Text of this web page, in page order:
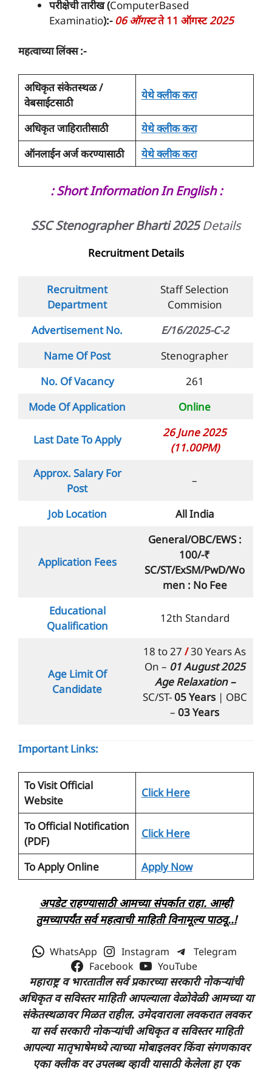
परीक्षेची तारीख (ComputerBased
Examinatio):- 06 ऑगस्टते 11 ऑगस्ट2025
महत्वाच्या लिंक्स :-
अधिकृत संकेतस्थळ /
वेबसाईटसाठी
येथे क्लीक करा
अधिकृत जाहिरातीसाठी
येथे क्लीक करा
ऑनलाईन अर्ज करण्यासाठी
येथे क्लीक करा
: Short Information In English :
SSC Stenographer Bharti 2025Details
Recruitment Details
Recruitment
Department
Staff Selection
Commision
Advertisement No.
E/16/2025-C-2
Name Of Post
Stenographer
No. Of Vacancy
261
Mode Of Application
Online
Last Date To Apply
26 June 2025
(11.00PM)
Approx. Salary For
Post
–
Job Location All India
Application Fees
General/OBC/EWS :
100/-₹
SC/ST/ExSM/PwD/Wo
men : No Fee
Educational
Qualification
12th Standard
Age Limit Of
Candidate
18 to 27 /30 Years As
On – 01 August 2025
Age Relaxation –
SC/ST-05 Years| OBC
– 03 Years
Important Links:
To Visit Official
Website
Click Here
To Official Notification
(PDF)
Click Here
To Apply Online Apply Now
अपडेट राहण्यासाठी आमच्या संपर्कात राहा. आम्ही
तुमच्यापर्यंत सर्व महत्वाची माहितीविनामूल्यपाठवू..!
WhatsApp Instagram
Telegram
Facebook
YouTube
महाराष्ट्र व भारतातील सर्व प्रकारच्या सरकारी नोकऱ्यांची
अधिकृत व सविस्तर माहिती आपल्याला वेळोवेळी आमच्या या
संकेतस्थळावर मिळत राहील. उमेदवाराला लवकरात लवकर
या सर्व सरकारी नोकऱ्यांची अधिकृत व सविस्तर माहिती
आपल्या मातृभाषेमध्ये त्याच्या मोबाइलवर किंवा संगणकावर
एका क्लीक वर उपलब्ध व्हावी यासाठी केलेला हा एक